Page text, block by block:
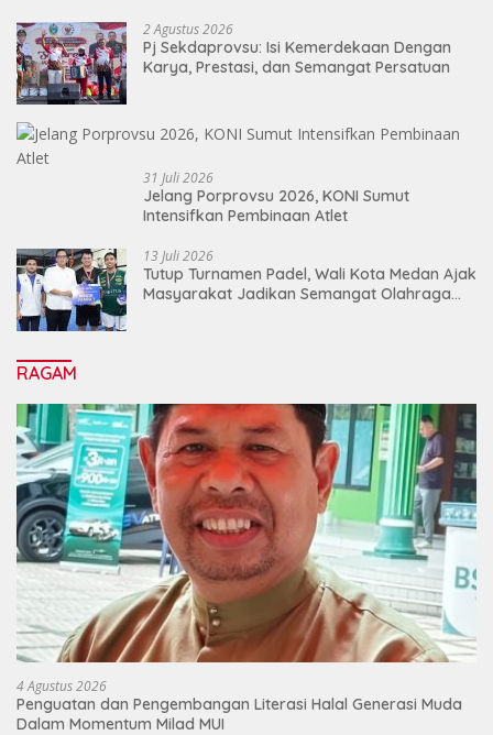
2 Agustus 2026
Pj Sekdaprovsu: Isi Kemerdekaan Dengan
Karya, Prestasi, dan Semangat Persatuan
31 Juli 2026
Jelang Porprovsu 2026, KONI Sumut
Intensifkan Pembinaan Atlet
13 Juli 2026
Tutup Turnamen Padel, Wali Kota Medan Ajak
Masyarakat Jadikan Semangat Olahraga
RAGAM
4 Agustus 2026
Penguatan dan Pengembangan Literasi Halal Generasi Muda
Dalam Momentum Milad MUI